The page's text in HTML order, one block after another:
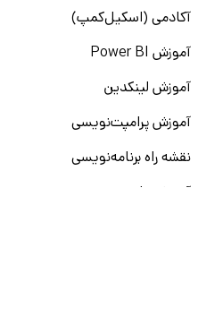
آکادمی (اسکیل‌کمپ)
آموزش Power BI
آموزش لینکدین
آموزش پرامپت‌نویسی
نقشه راه برنامه‌نویسی
آموزش پایتون